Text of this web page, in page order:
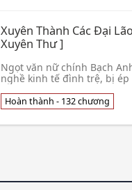
Xuyên Thành Các Đại
Xuyên Thư ]
Ngọt văn nữ chính Bạch
nghề kinh tế đình trệ, bị
thể k👦 Hàn Tuyết Du
Hoàn thành - 132 chương